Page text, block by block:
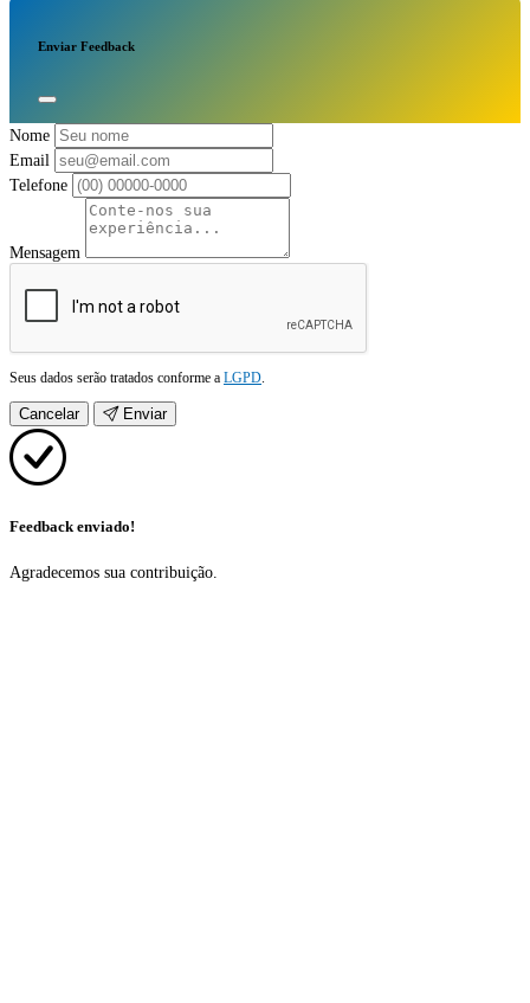
Enviar Feedback
Nome
Email
Telefone
Mensagem
Seus dados serão tratados conforme a LGPD.
Cancelar Enviar
Feedback enviado!
Agradecemos sua contribuição.